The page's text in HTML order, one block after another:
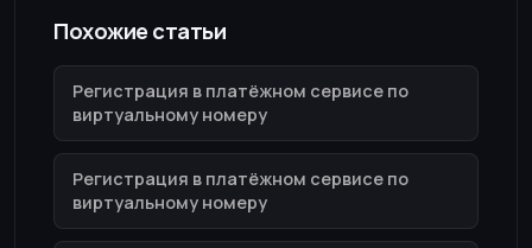
Похожие статьи
Регистрация в платёжном сервисе по
виртуальному номеру
Регистрация в платёжном сервисе по
виртуальному номеру